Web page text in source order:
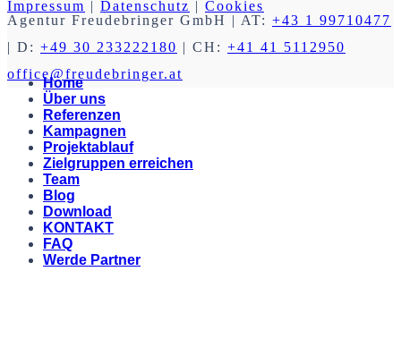
Impressum | Datenschutz | Cookies
Agentur Freudebringer GmbH | AT: +43 1 99710477
| D: +49 30 233222180 | CH: +41 41 5112950
office@freudebringer.at
Home
Über uns
Referenzen
Kampagnen
Projektablauf
Zielgruppen erreichen
Team
Blog
Download
KONTAKT
FAQ
Werde Partner